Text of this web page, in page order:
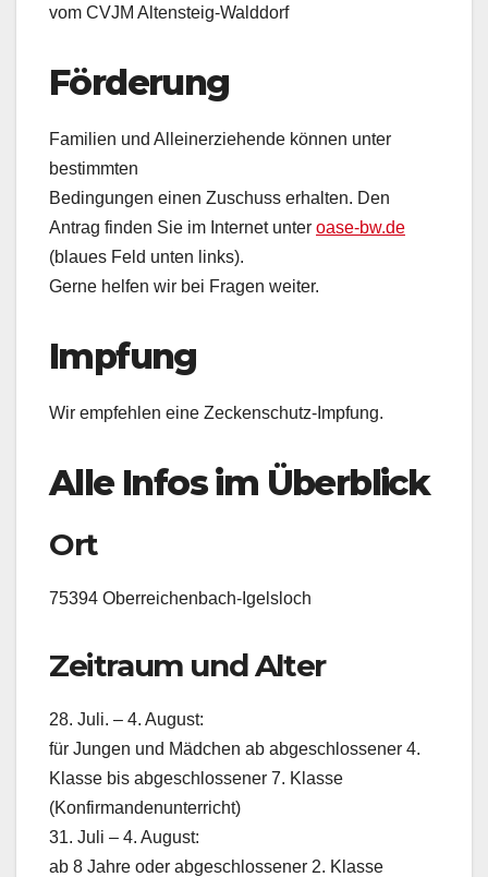
vom CVJM Altensteig-Walddorf
Förderung
Familien und Alleinerziehende können unter
bestimmten
Bedingungen einen Zuschuss erhalten. Den
Antrag finden Sie im Internet unter oase-bw.de
(blaues Feld unten links).
Gerne helfen wir bei Fragen weiter.
Impfung
Wir empfehlen eine Zeckenschutz-Impfung.
Alle Infos im Überblick
Ort
75394 Oberreichenbach-Igelsloch
Zeitraum und Alter
28. Juli. – 4. August:
für Jungen und Mädchen ab abgeschlossener 4.
Klasse bis abgeschlossener 7. Klasse
(Konfirmandenunterricht)
31. Juli – 4. August:
ab 8 Jahre oder abgeschlossener 2. Klasse